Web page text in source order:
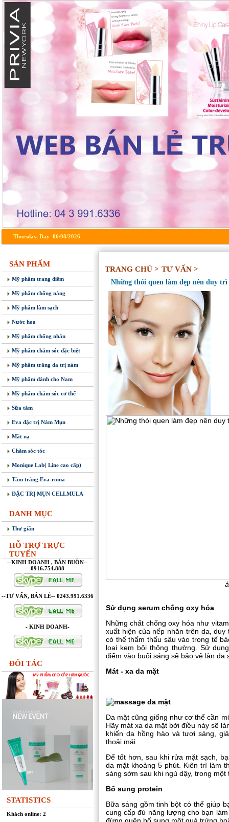
Thursday, Day 06/08/2026
SẢN PHẨM
Mỹ phẩm trang điểm
Mỹ phẩm chống nắng
Mỹ phẩm làm sạch
Nước hoa
Mỹ phẩm chống nhăn
Mỹ phẩm chăm sóc đặc biệt
Mỹ phẩm trắng da trị nám
Mỹ phẩm dành cho Nam
Mỹ phẩm chăm sóc cơ thể
Sữa tắm
Eva đặc trị Nám Mụn
Măt nạ
Chăm sóc tóc
Monique Lab( Line cao cấp)
Tắm trắng Eva-roma
ĐẶC TRỊ MỤN CELLMULA
DANH MỤC
Thư giãn
HỖ TRỢ TRỰC
TUYẾN
--KINH DOANH , BÁN BUÔN--
0916.754.888
--TƯ VẤN, BÁN LẺ-- 0243.991.6336
- KINH DOANH-
ĐỐI TÁC
STATISTICS
Khách online: 2
TRANG CHỦ > TƯ VẤN >
Những thói quen làm đẹp nên duy trì
Sử dụng serum chống oxy hóa
Những chất chống oxy hóa như
xuất hiện của nếp nhăn trên da,
có thể thẩm thấu sâu vào trong tế
loại kem bôi thông thường. Sử
điểm vào buổi sáng sẽ bảo vệ làn da
Mát - xa da mặt
Da mặt cũng giống như cơ thể cần
Hãy mát xa da mặt bởi điều này sẽ
khiến da hồng hào và tươi sáng,
thoải mái.
Để tốt hơn, sau khi rửa mặt sạch,
da mặt khoảng 5 phút. Kiên trì làm
sáng sớm sau khi ngủ dậy, trong
Bổ sung protein
Bữa sáng gồm tinh bột có thể giúp
cung cấp đủ năng lượng cho bạn